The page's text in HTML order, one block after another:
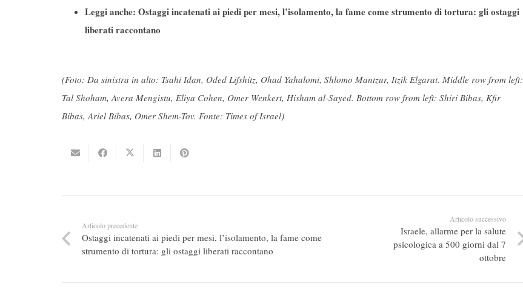
Leggi anche: Ostaggi incatenati ai piedi per mesi, l’isolamento, la fame come strumento di tortura: gli ostaggi
liberati raccontano
(Foto: Da sinistra in alto: Tsahi Idan, Oded Lifshitz, Ohad Yahalomi, Shlomo Mantzur, Itzik Elgarat. Middle row from left:
Tal Shoham, Avera Mengistu, Eliya Cohen, Omer Wenkert, Hisham al-Sayed. Bottom row from left: Shiri Bibas, Kfir
Bibas, Ariel Bibas, Omer Shem-Tov. Fonte: Times of Israel)
Articolo precedente
Ostaggi incatenati ai piedi per mesi, l’isolamento, la fame come
strumento di tortura: gli ostaggi liberati raccontano
Articolo successivo
Israele, allarme per la salute
psicologica a 500 giorni dal 7
ottobre